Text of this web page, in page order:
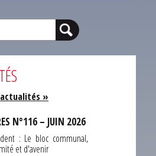
»
N°116 – JUIN 2026
: Le bloc communal,
et d'avenir